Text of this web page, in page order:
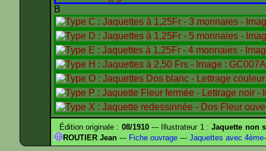
B
Édition originale : 08/1910--- Illustrateur 1 :Jaquette non
ROUTIER Jean --- Fiche ouvrage --- Jaquettes avec 4ème